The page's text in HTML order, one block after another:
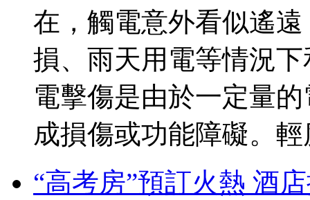
在，觸電意外看似遙
損、雨天用電等情況
電擊傷是由於一定量
成損傷或功能障礙。
“高考房”預訂火熱 酒